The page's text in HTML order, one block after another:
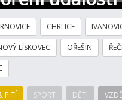
CHRLICE
LÍSKOVEC OŘEŠÍN
PITÍ SPORT DĚTI